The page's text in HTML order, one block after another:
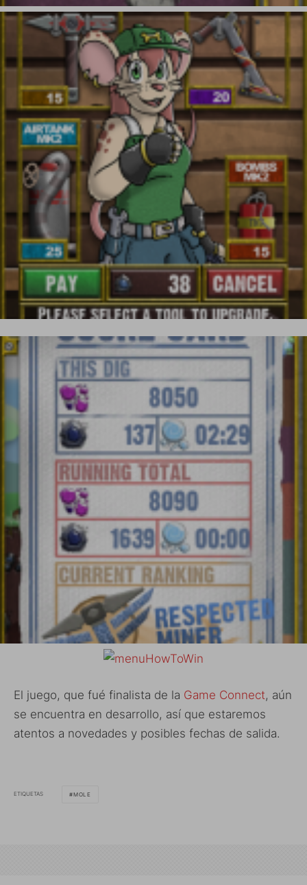
El juego, que fué finalista de la Game Connect, aún
se encuentra en desarrollo, así que estaremos
atentos a novedades y posibles fechas de salida.
ETIQUETAS MOLE